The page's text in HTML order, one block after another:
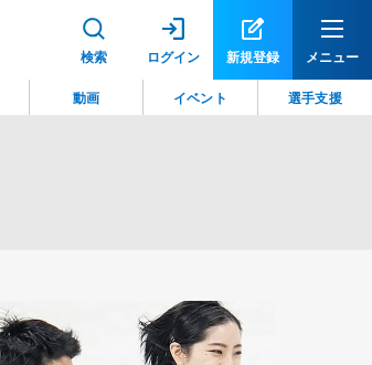
検索 ログイン 新規登録 メニュー
動画 イベント 選手支援